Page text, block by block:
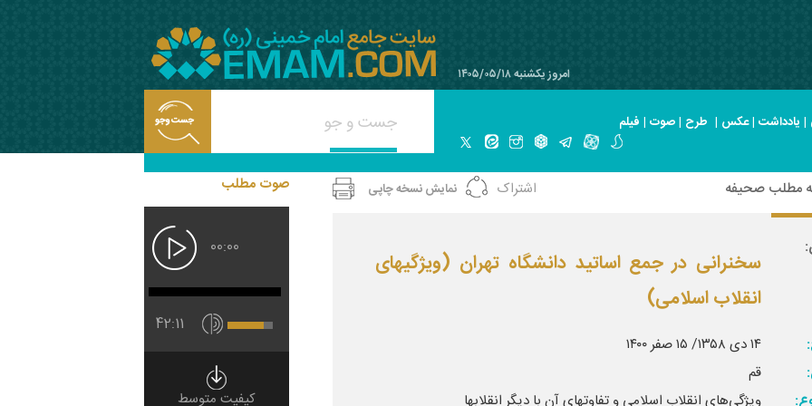
امروز یکشنبه ۱۴۰۵/۰۵/۱۸
| یادداشت |عکس | طرح |صوت | فیلم
مطلب صحیفه اشتراک نمایش نسخه چاپی
سخنرانی در جمع اساتید دانشگاه تهران (ویژگیهای
انقلاب اسلامی)
۱۴ دی ۱۳۵۸/ ۱۵ صفر ۱۴۰۰
قم
ویژگی‌های انقلاب اسلامی و تفاوتهای آن با دیگر انقلابها
صوت مطلب
00:00
42:11
کیفیت متوسط